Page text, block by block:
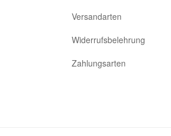
Versandarten
Widerrufsbelehrung
Zahlungsarten